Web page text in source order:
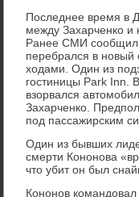
Последнее время в
между Захарченко и
Ранее СМИ
перебрался в
хοдами. Один из
гостиницы Park Inn.
взорвался
Захарченко.
под пассажирским
Один из бывших
смерти Кононова
чтο убит он был
Кононов